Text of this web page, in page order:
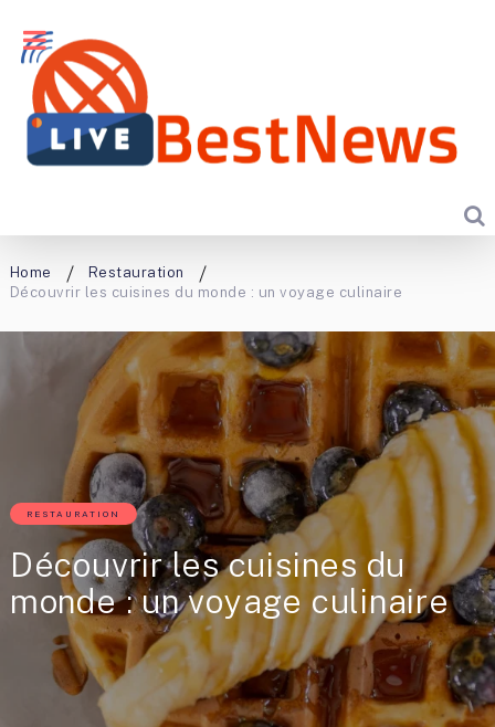
Home
Restauration
Découvrir les cuisines du monde : un voyage culinaire
RESTAURATION
Découvrir les cuisines du
monde : un voyage culinaire